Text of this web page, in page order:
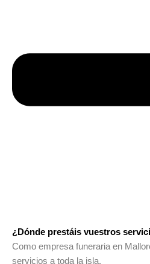
¿Dónde prestáis vuestros
Como empresa funeraria en
servicios a toda la isla.